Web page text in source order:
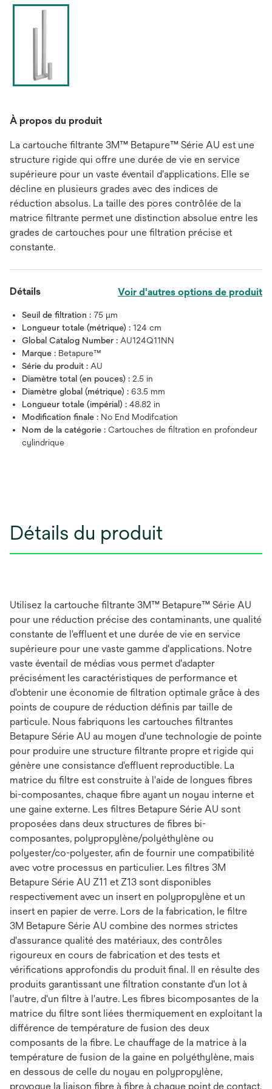
À propos du produit
La cartouche filtrante 3M™ Betapure™ Série AU est une
structure rigide qui offre une durée de vie en service
supérieure pour un vaste éventail d'applications. Elle se
décline en plusieurs grades avec des indices de
réduction absolus. La taille des pores contrôlée de la
matrice filtrante permet une distinction absolue entre les
grades de cartouches pour une filtration précise et
constante.
Détails Voir d'autres options de produit
Seuil de filtration : 75 μm
Longueur totale (métrique) : 124 cm
Global Catalog Number : AU124Q11NN
Marque : Betapure™
Série du produit : AU
Diamètre total (en pouces) : 2.5 in
Diamètre global (métrique) : 63.5 mm
Longueur totale (impérial) : 48.82 in
Modification finale : No End Modifcation
Nom de la catégorie : Cartouches de filtration en profondeur
cylindrique
Détails du produit
Utilisez la cartouche filtrante 3M™ Betapure™ Série AU
pour une réduction précise des contaminants, une qualité
constante de l'effluent et une durée de vie en service
supérieure pour une vaste gamme d'applications. Notre
vaste éventail de médias vous permet d'adapter
précisément les caractéristiques de performance et
d'obtenir une économie de filtration optimale grâce à des
points de coupure de réduction définis par taille de
particule. Nous fabriquons les cartouches filtrantes
Betapure Série AU au moyen d'une technologie de pointe
pour produire une structure filtrante propre et rigide qui
génère une consistance d'effluent reproductible. La
matrice du filtre est construite à l'aide de longues fibres
bi-composantes, chaque fibre ayant un noyau interne et
une gaine externe. Les filtres Betapure Série AU sont
proposées dans deux structures de fibres bi-
composantes, polypropylène/polyéthylène ou
polyester/co-polyester, afin de fournir une compatibilité
avec votre processus en particulier. Les filtres 3M
Betapure Série AU Z11 et Z13 sont disponibles
respectivement avec un insert en polypropylène et un
insert en papier de verre. Lors de la fabrication, le filtre
3M Betapure Série AU combine des normes strictes
d'assurance qualité des matériaux, des contrôles
rigoureux en cours de fabrication et des tests et
vérifications approfondis du produit final. Il en résulte des
produits garantissant une filtration constante d'un lot à
l'autre, d'un filtre à l'autre. Les fibres bicomposantes de la
matrice du filtre sont liées thermiquement en exploitant la
différence de température de fusion des deux
composants de la fibre. Le chauffage de la matrice à la
température de fusion de la gaine en polyéthylène, mais
en dessous de celle du noyau en polypropylène,
provoque la liaison fibre à fibre à chaque point de contact.